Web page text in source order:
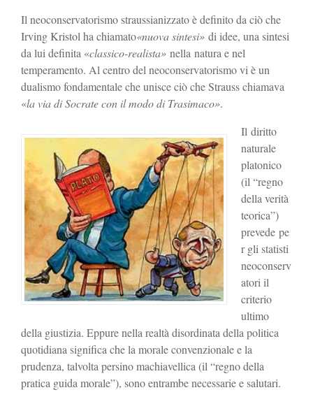
Il neoconservatorismo straussianizzato è definito da ciò che
Irving Kristol ha chiamato«nuova sintesi» di idee, una sintesi
da lui definita «classico-realista» nella natura e nel
temperamento. Al centro del neoconservatorismo vi è un
dualismo fondamentale che unisce ciò che Strauss chiamava
«la via di Socrate con il modo di Trasimaco».
Il diritto
naturale
platonico
(il “regno
della verità
teorica”)
prevede pe
r gli statisti
neoconserv
atori il
criterio
ultimo
della giustizia. Eppure nella realtà disordinata della politica
quotidiana significa che la morale convenzionale e la
prudenza, talvolta persino machiavellica (il “regno della
pratica guida morale”), sono entrambe necessarie e salutari.